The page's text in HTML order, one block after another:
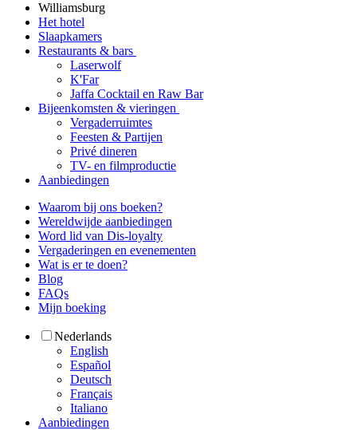
Williamsburg
Het hotel
Slaapkamers
Restaurants & bars
Laserwolf
K'Far
Jaffa Cocktail en Raw Bar
Bijeenkomsten & vieringen
Vergaderruimtes
Feesten & Partijen
Privé dineren
TV- en filmproductie
Aanbiedingen
Waarom bij ons boeken?
Wereldwijde aanbiedingen
Word lid van Dis-loyalty
Vergaderingen en evenementen
Wat is er te doen?
Blog
FAQs
Mijn boeking
Nederlands
English
Español
Deutsch
Français
Italiano
Aanbiedingen